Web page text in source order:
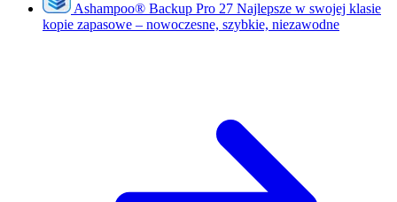
Ashampoo® Backup Pro 27 Najlepsze w swojej klasie
kopie zapasowe – nowoczesne, szybkie, niezawodne